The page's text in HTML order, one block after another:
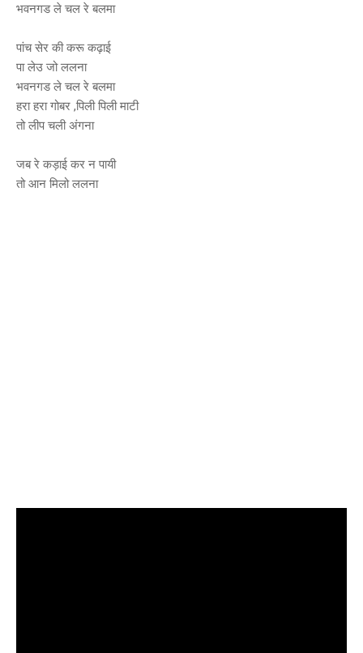
भवनगड ले चल रे बलमा
पांच सेर की करू कढ़ाई
पा लेउ जो ललना
भवनगड ले चल रे बलमा
हरा हरा गोबर ,पिली पिली माटी
तो लीप चली अंगना
जब रे कड़ाई कर न पायी
तो आन मिलो ललना